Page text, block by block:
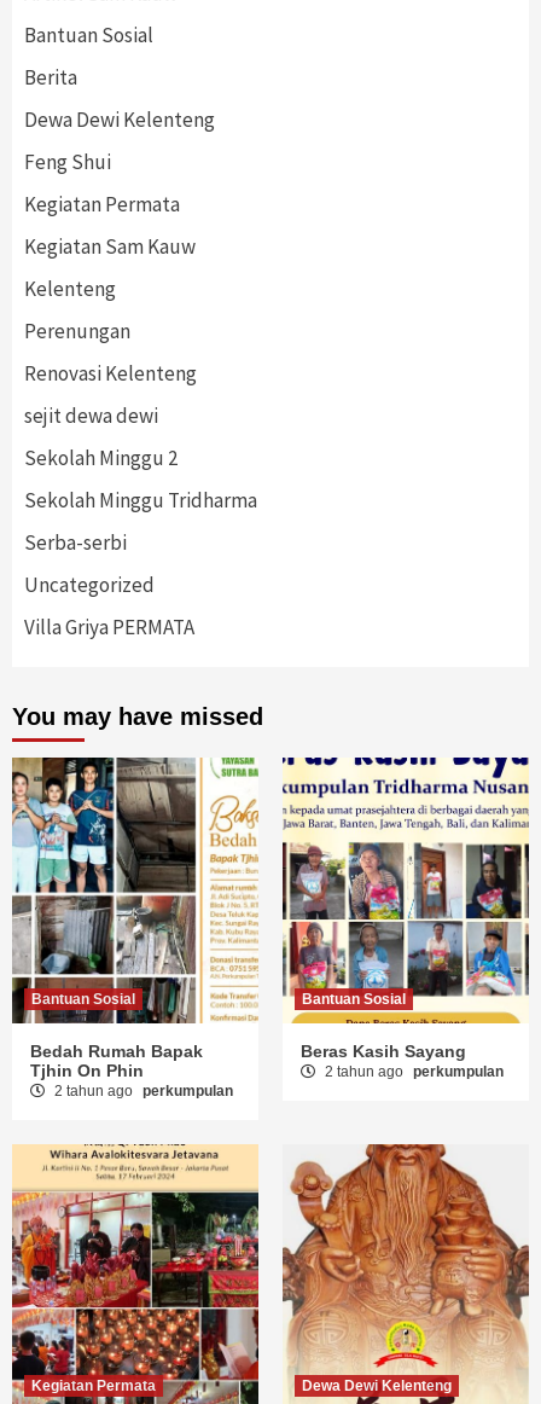
Bantuan Sosial
Berita
Dewa Dewi Kelenteng
Feng Shui
Kegiatan Permata
Kegiatan Sam Kauw
Kelenteng
Perenungan
Renovasi Kelenteng
sejit dewa dewi
Sekolah Minggu 2
Sekolah Minggu Tridharma
Serba-serbi
Uncategorized
Villa Griya PERMATA
You may have missed
Bantuan Sosial
Bedah Rumah Bapak
Tjhin On Phin
2 tahun ago perkumpulan
Bantuan Sosial
Beras Kasih Sayang
2 tahun ago perkumpulan
Kegiatan Permata Dewa Dewi Kelenteng